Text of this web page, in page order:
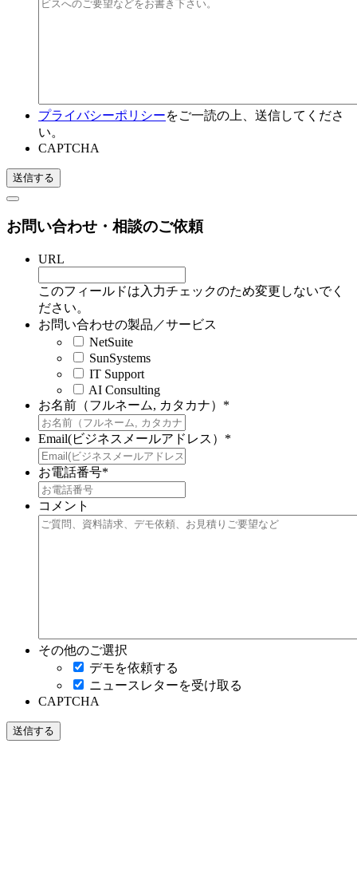
プライバシーポリシーをご一読の上、送信してくださ
い。
CAPTCHA
お問い合わせ・相談のご依頼
URL
このフィールドは入力チェックのため変更しないでく
ださい。
お問い合わせの製品／サービス
NetSuite
SunSystems
IT Support
AI Consulting
お名前（フルネーム, カタカナ） *
Email(ビジネスメールアドレス） *
お電話番号*
コメント
その他のご選択
デモを依頼する
ニュースレターを受け取る
CAPTCHA